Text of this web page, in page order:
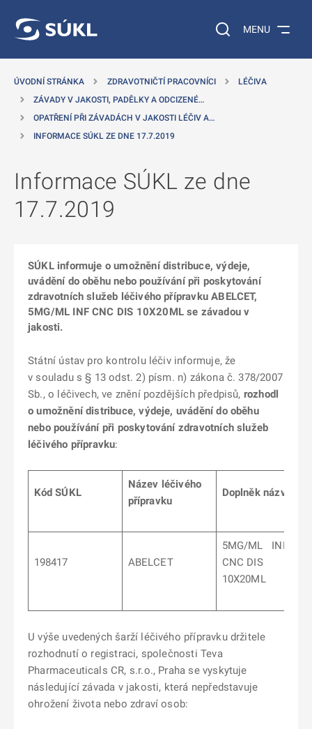
Vyhledávání na
MENU
ÚVODNÍ STRÁNKA ZDRAVOTNIČTÍ PRACOVNÍCI
LÉČIVA
ZÁVADY V JAKOSTI, PADĚLKY A ODCIZENÉ…
OPATŘENÍ PŘI ZÁVADÁCH V JAKOSTI LÉČIV A…
INFORMACE SÚKL ZE DNE 17.7.2019
Informace SÚKL ze dne
17.7.2019
SÚKL informuje o umožnění distribuce, výdeje,
uvádění do oběhu nebo používání při poskytování
zdravotních služeb léčivého přípravku ABELCET,
5MG/ML INF CNC DIS 10X20ML se závadou v
jakosti.
Státní ústav pro kontrolu léčiv informuje, že
v souladu s § 13 odst. 2) písm. n) zákona č. 378/2007
Sb., o léčivech, ve znění pozdějších předpisů, rozhodl
o umožnění distribuce, výdeje, uvádění do oběhu
nebo používání při poskytování zdravotních služeb
léčivého přípravku:
Kód SÚKL
Název léčivého
přípravku
Doplněk názvu
198417 ABELCET
5MG/ML INF
CNC DIS
10X20ML
U výše uvedených šarží léčivého přípravku držitele
rozhodnutí o registraci, společnosti Teva
Pharmaceuticals CR, s.r.o., Praha se vyskytuje
následující závada v jakosti, která nepředstavuje
ohrožení života nebo zdraví osob: